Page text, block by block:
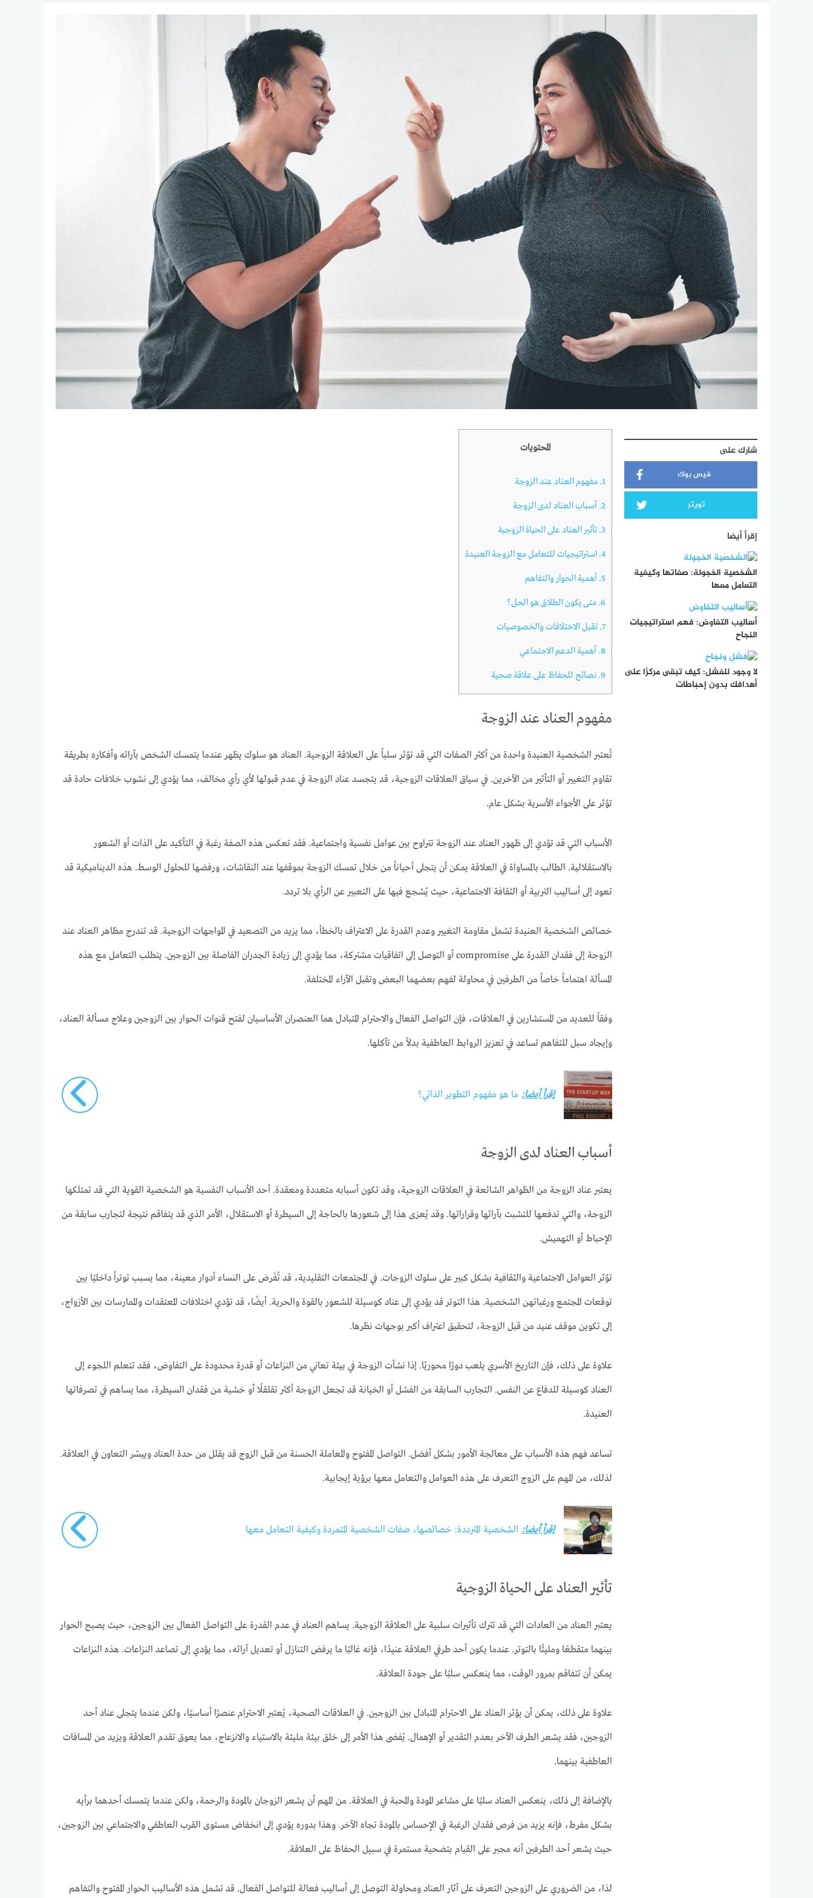
شارك على
فيس بوك
تويتر
إقرأ أيضا
الشخصية الخجولة: صفاتها وكيفية
التعامل معها
أساليب التفاوض: فهم استراتيجيات
النجاح
لا وجود للفشل: كيف تبقى مركزًا على
أهدافك بدون إحباطات
المحتويات
1. مفهوم العناد عند الزوجة
2. أسباب العناد لدى الزوجة
3. تأثير العناد على الحياة الزوجية
4. استراتيجيات للتعامل مع الزوجة العنيدة
5. أهمية الحوار والتفاهم
6. متى يكون الطلاق هو الحل؟
7. تقبل الاختلافات والخصوصيات
8. أهمية الدعم الاجتماعي
9. نصائح للحفاظ على علاقة صحية
مفهوم العناد عند الزوجة
تُعتبر الشخصية العنيدة واحدة من أكثر الصفات التي قد تؤثر سلباً على العلاقة الزوجية. العناد هو سلوك يظهر عندما يتمسك الشخص بآرائه وأفكاره بطريقة
تقاوم التغيير أو التأثير من الآخرين. في سياق العلاقات الزوجية، قد يتجسد عناد الزوجة في عدم قبولها لأي رأي مخالف، مما يؤدي إلى نشوب خلافات حادة قد
تؤثر على الأجواء الأسرية بشكل عام.
الأسباب التي قد تؤدي إلى ظهور العناد عند الزوجة تتراوح بين عوامل نفسية واجتماعية. فقد تعكس هذه الصفة رغبة في التأكيد على الذات أو الشعور
بالاستقلالية. الطالب بالمساواة في العلاقة يمكن أن يتجلى أحياناً من خلال تمسك الزوجة بموقفها عند النقاشات، ورفضها للحلول الوسط. هذه الديناميكية قد
تعود إلى أساليب التربية أو الثقافة الاجتماعية، حيث يُشجع فيها على التعبير عن الرأي بلا تردد.
خصائص الشخصية العنيدة تشمل مقاومة التغيير وعدم القدرة على الاعتراف بالخطأ، مما يزيد من التصعيد في المواجهات الزوجية. قد تندرج مظاهر العناد عند
الزوجة إلى فقدان القدرة على compromise أو التوصل إلى اتفاقيات مشتركة، مما يؤدي إلى زيادة الجدران الفاصلة بين الزوجين. يتطلب التعامل مع هذه
المسألة اهتماماً خاصاً من الطرفين في محاولة لفهم بعضهما البعض وتقبل الآراء المختلفة.
وفقاً للعديد من المستشارين في العلاقات، فإن التواصل الفعال والاحترام المتبادل هما العنصران الأساسيان لفتح قنوات الحوار بين الزوجين وعلاج مسألة العناد،
وإيجاد سبل للتفاهم تساعد في تعزيز الروابط العاطفية بدلاً من تآكلها.
إقرأ أيضا: ما هو مفهوم التطوير الذاتي؟
أسباب العناد لدى الزوجة
يعتبر عناد الزوجة من الظواهر الشائعة في العلاقات الزوجية، وقد تكون أسبابه متعددة ومعقدة. أحد الأسباب النفسية هو الشخصية القوية التي قد تمتلكها
الزوجة، والتي تدفعها للتشبث بآرائها وقراراتها. وقد يُعزى هذا إلى شعورها بالحاجة إلى السيطرة أو الاستقلال، الأمر الذي قد يتفاقم نتيجة لتجارب سابقة من
الإحباط أو التهميش.
تؤثر العوامل الاجتماعية والثقافية بشكل كبير على سلوك الزوجات. في المجتمعات التقليدية، قد تُفَرض على النساء أدوار معينة، مما يسبب توتراً داخليًا بين
توقعات المجتمع ورغباتهن الشخصية. هذا التوتر قد يؤدي إلى عناد كوسيلة للشعور بالقوة والحرية. أيضًا، قد تؤدي اختلافات المعتقدات والممارسات بين الأزواج،
إلى تكوين موقف عنيد من قبل الزوجة، لتحقيق اعتراف أكبر بوجهات نظرها.
علاوة على ذلك، فإن التاريخ الأسري يلعب دورًا محوريًا. إذا نشأت الزوجة في بيئة تعاني من النزاعات أو قدرة محدودة على التفاوض، فقد تتعلم اللجوء إلى
العناد كوسيلة للدفاع عن النفس. التجارب السابقة من الفشل أو الخيانة قد تجعل الزوجة أكثر تقلقلًا أو خشية من فقدان السيطرة، مما يساهم في تصرفاتها
العنيدة.
تساعد فهم هذه الأسباب على معالجة الأمور بشكل أفضل. التواصل المفتوح والمعاملة الحسنة من قبل الزوج قد يقلل من حدة العناد وييسّر التعاون في العلاقة.
لذلك، من المهم على الزوج التعرف على هذه العوامل والتعامل معها برؤية إيجابية.
إقرأ أيضا: الشخصية المترددة: خصائصها، صفات الشخصية المتمردة وكيفية التعامل معها
تأثير العناد على الحياة الزوجية
يعتبر العناد من العادات التي قد تترك تأثيرات سلبية على العلاقة الزوجية. يساهم العناد في عدم القدرة على التواصل الفعال بين الزوجين، حيث يصبح الحوار
بينهما متقطعًا ومليئًا بالتوتر. عندما يكون أحد طرفي العلاقة عنيدًا، فإنه غالبًا ما يرفض التنازل أو تعديل آرائه، مما يؤدي إلى تصاعد النزاعات. هذه النزاعات
يمكن أن تتفاقم بمرور الوقت، مما ينعكس سلبًا على جودة العلاقة.
علاوة على ذلك، يمكن أن يؤثر العناد على الاحترام المتبادل بين الزوجين. في العلاقات الصحية، يُعتبر الاحترام عنصرًا أساسيًا، ولكن عندما يتجلى عناد أحد
الزوجين، فقد يشعر الطرف الآخر بعدم التقدير أو الإهمال. يُفضى هذا الأمر إلى خلق بيئة مليئة بالاستياء والانزعاج، مما يعوق تقدم العلاقة ويزيد من المسافات
العاطفية بينهما.
بالإضافة إلى ذلك، ينعكس العناد سلبًا على مشاعر المودة والمحبة في العلاقة. من المهم أن يشعر الزوجان بالمودة والرحمة، ولكن عندما يتمسك أحدهما برأيه
بشكل مفرط، فإنه يزيد من فرص فقدان الرغبة في الإحساس بالمودة تجاه الآخر. وهذا بدوره يؤدي إلى انخفاض مستوى القرب العاطفي والاجتماعي بين الزوجين،
حيث يشعر أحد الطرفين أنه مجبر على القيام بتضحية مستمرة في سبيل الحفاظ على العلاقة.
لذا، من الضروري على الزوجين التعرف على آثار العناد ومحاولة التوصل إلى أساليب فعالة للتواصل الفعال. قد تشمل هذه الأساليب الحوار المفتوح والتفاهم